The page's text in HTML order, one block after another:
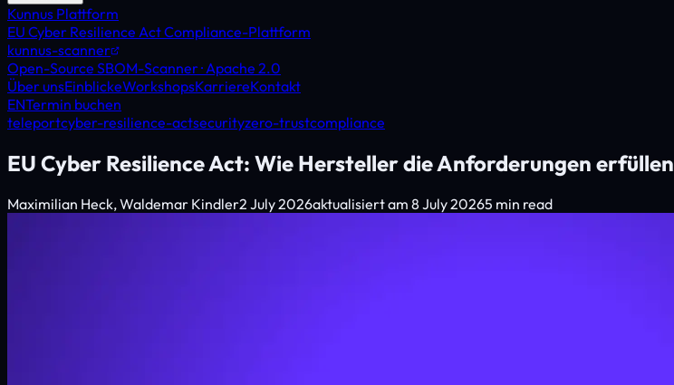
Kunnus Plattform
EU Cyber Resilience Act Compliance-Plattform
kunnus-scanner
Open-Source SBOM-Scanner · Apache 2.0
Über unsEinblickeWorkshopsKarriereKontakt
ENTermin buchen
teleportcyber-resilience-actsecurityzero-trustcompliance
EU Cyber Resilience Act: Wie Hersteller die Anforderungen erfüllen
Maximilian Heck, Waldemar Kindler2 July 2026aktualisiert am 8 July 20265 min read